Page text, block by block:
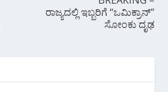
ರಾಜ್ಯದಲ್ಲಿ ಇಬ್ಬರಿಗೆ “ಒಮಿಕ್ರಾನ್”
ಸೋಂಕು ದೃಢ